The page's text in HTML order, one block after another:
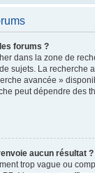
forums ?
dans la zone de
sujets. La recherche
avancée »
peut dépendre des
aucun résultat ?
trop vague ou